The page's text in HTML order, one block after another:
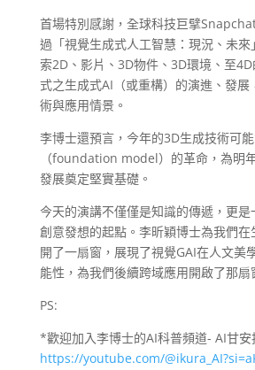
首場特別感謝，全球科技巨擘
過「視覺生成式人工智慧：現況、未
索2D、影片、3D物件、3D環境、至
式之生成式AI（或重構）的演進、發展
術與應用情景。
李博士還預言，今年的3D生成技術可
（foundation model）的革命，為明
發展奠定堅實基礎。
今天的演講不僅僅是知識的傳遞，更是
創意發想的起點。李昕穎博士為我們在
開了一扇窗，展現了視覺GAI在人文美
能性，為我們後續跨域應用開啟了那扇
PS:
*歡迎加入李博士的AI科普頻道- AI甘安
https://youtube.com/